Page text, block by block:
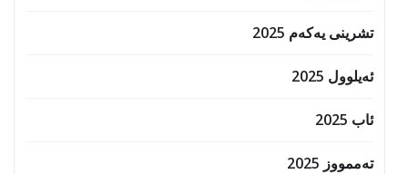
تشرینی یەکەم 2025
ئەیلوول 2025
ئاب 2025
تەممووز 2025